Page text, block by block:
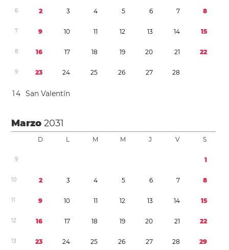
6 2 3 4 5 6 7 8
7 9 10 11 12 13 14 15
8 16 17 18 19 20 21 22
9 23 24 25 26 27 28
14 San Valentín
Marzo2031
D L M M J V S
9 1
10 2 3 4 5 6 7 8
11 9 10 11 12 13 14 15
12 16 17 18 19 20 21 22
13 23 24 25 26 27 28 29